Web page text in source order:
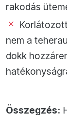
rakodás
nem a
dokk
Összegzés: